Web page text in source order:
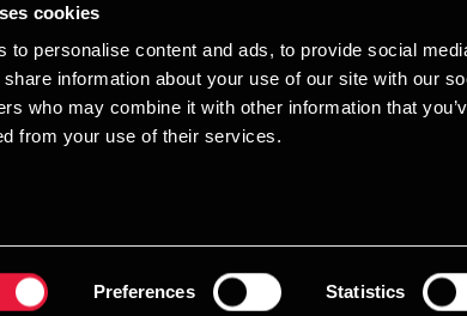
cookies
to personalise content and ads, to provide social
information about your use of our site with our
who may combine it with other information that
from your use of their services.
Preferences Statistics
Kontorsteder
Sitemap
Whistleblower
Vi mener, at
Copyright ©
er medlem af
BDO-netværk